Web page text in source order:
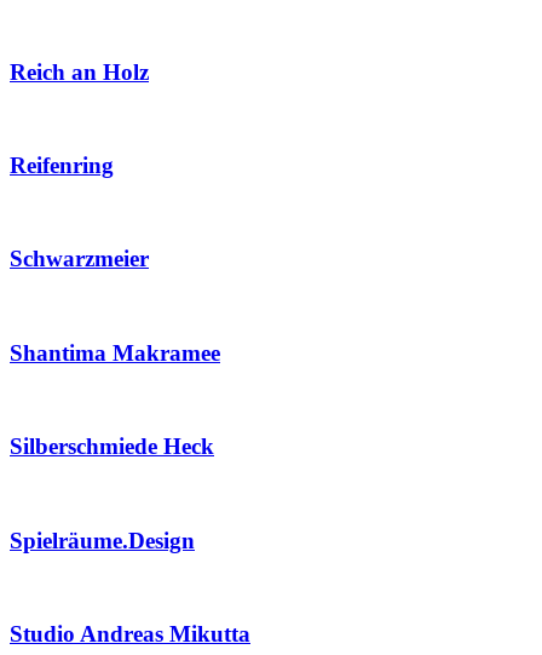
Reich an Holz
Reifenring
Schwarzmeier
Shantima Makramee
Silberschmiede Heck
Spielräume.Design
Studio Andreas Mikutta